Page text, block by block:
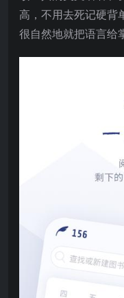
高，不用去死记硬背
很自然地就把语言给